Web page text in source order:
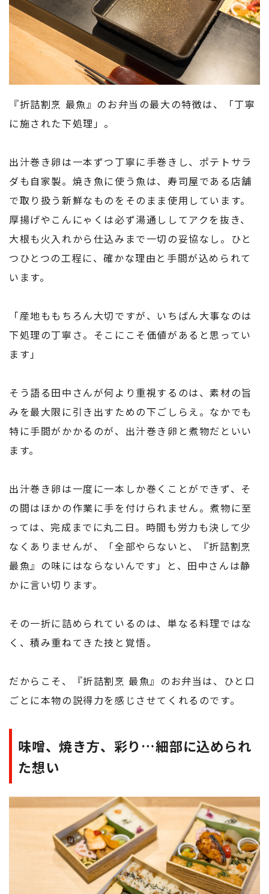
『折詰割烹 最魚』のお弁当の最大の特徴は、「丁寧
に施された下処理」。
出汁巻き卵は一本ずつ丁寧に手巻きし、ポテトサラ
ダも自家製。焼き魚に使う魚は、寿司屋である店舗
で取り扱う新鮮なものをそのまま使用しています。
厚揚げやこんにゃくは必ず湯通ししてアクを抜き、
大根も火入れから仕込みまで一切の妥協なし。ひと
つひとつの工程に、確かな理由と手間が込められて
います。
「産地ももちろん大切ですが、いちばん大事なのは
下処理の丁寧さ。そこにこそ価値があると思ってい
ます」
そう語る田中さんが何より重視するのは、素材の旨
みを最大限に引き出すための下ごしらえ。なかでも
特に手間がかかるのが、出汁巻き卵と煮物だといい
ます。
出汁巻き卵は一度に一本しか巻くことができず、そ
の間はほかの作業に手を付けられません。煮物に至
っては、完成までに丸二日。時間も労力も決して少
なくありませんが、「全部やらないと、『折詰割烹
最魚』の味にはならないんです」と、田中さんは静
かに言い切ります。
その一折に詰められているのは、単なる料理ではな
く、積み重ねてきた技と覚悟。
だからこそ、『折詰割烹 最魚』のお弁当は、ひと口
ごとに本物の説得力を感じさせてくれるのです。
味噌、焼き方、彩り…細部に込められ
た想い